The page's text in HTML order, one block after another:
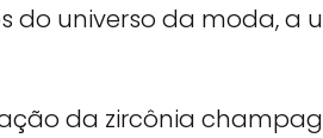
universo da moda, a
da zircônia